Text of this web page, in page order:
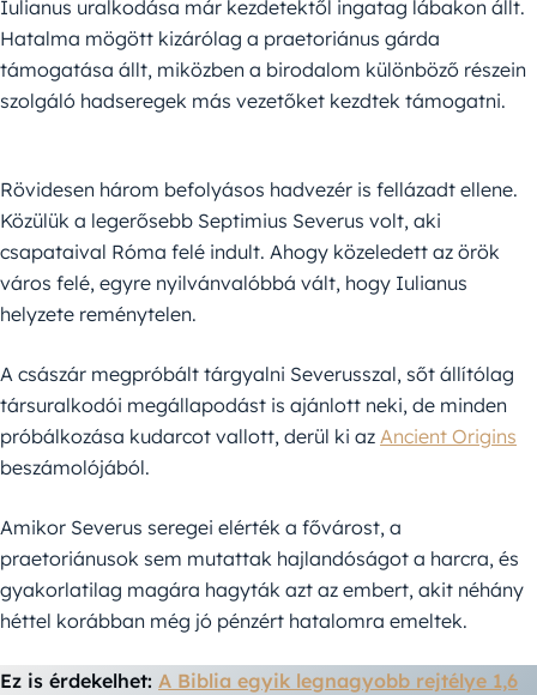
Iulianus uralkodása már kezdetektől ingatag lábakon állt.
Hatalma mögött kizárólag a praetoriánus gárda
támogatása állt, miközben a birodalom különböző részein
szolgáló hadseregek más vezetőket kezdtek támogatni.
Rövidesen három befolyásos hadvezér is fellázadt ellene.
Közülük a legerősebb Septimius Severus volt, aki
csapataival Róma felé indult. Ahogy közeledett az örök
város felé, egyre nyilvánvalóbbá vált, hogy Iulianus
helyzete reménytelen.
A császár megpróbált tárgyalni Severusszal, sőt állítólag
társuralkodói megállapodást is ajánlott neki, de minden
próbálkozása kudarcot vallott, derül ki az Ancient Origins
beszámolójából.
Amikor Severus seregei elérték a fővárost, a
praetoriánusok sem mutattak hajlandóságot a harcra, és
gyakorlatilag magára hagyták azt az embert, akit néhány
héttel korábban még jó pénzért hatalomra emeltek.
Ez is érdekelhet: A Biblia egyik legnagyobb rejtélye 1,6